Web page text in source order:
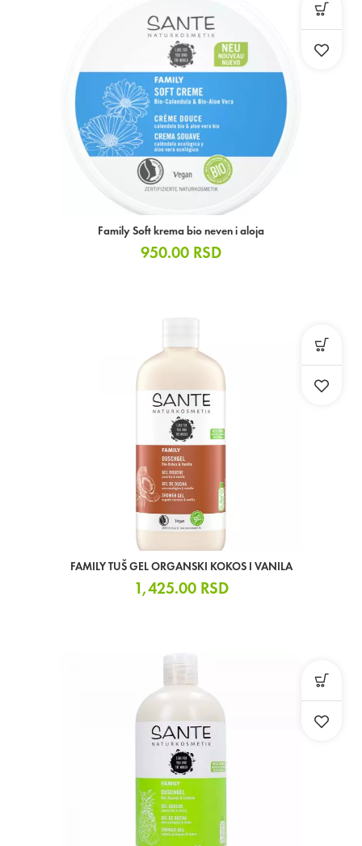
Family Soft krema bio neven i aloja
950.00 RSD
FAMILY TUŠ GEL ORGANSKI KOKOS I VANILA
1,425.00 RSD